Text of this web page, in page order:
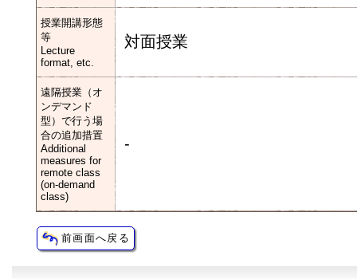
授業開講形態
等
Lecture
format, etc.
対面授業
遠隔授業（オ
ンデマンド
型）で行う場
合の追加措置
Additional
measures for
remote class
(on-demand
class)
-